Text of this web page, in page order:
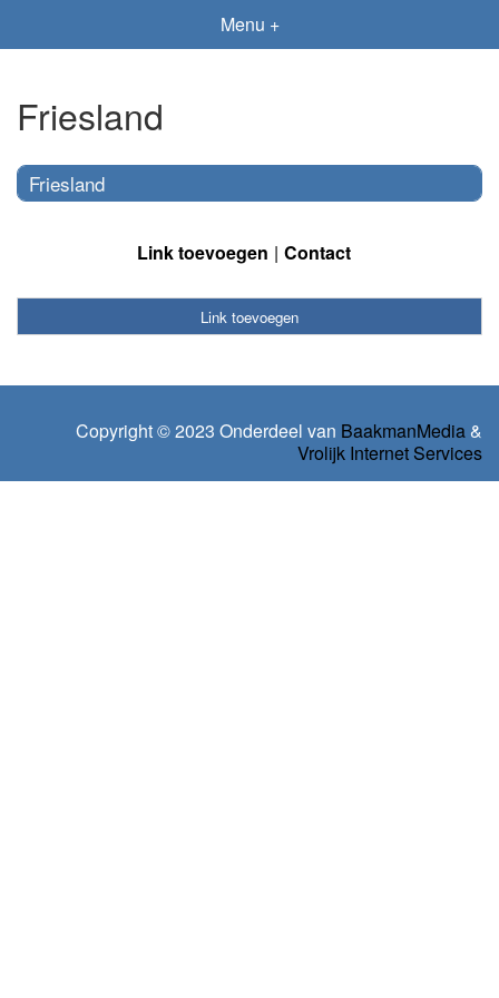
Menu +
Friesland
Friesland
Link toevoegen Contact
Link toevoegen
Copyright © 2023 Onderdeel van BaakmanMedia &
Vrolijk Internet Services